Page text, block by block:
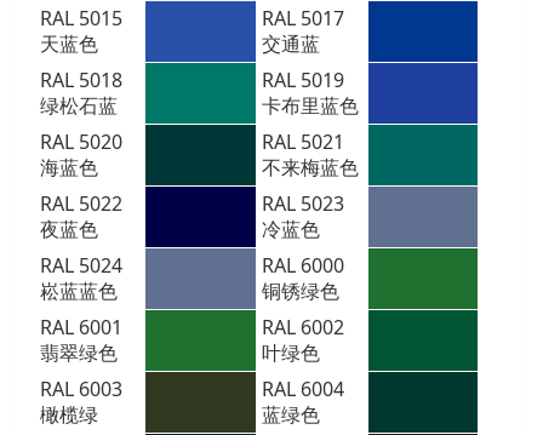
RAL 5015
天蓝色
RAL 5017
交通蓝
RAL 5018
绿松石蓝
RAL 5019
卡布里蓝色
RAL 5020
海蓝色
RAL 5021
不来梅蓝色
RAL 5022
夜蓝色
RAL 5023
冷蓝色
RAL 5024
崧蓝蓝色
RAL 6000
铜锈绿色
RAL 6001
翡翠绿色
RAL 6002
叶绿色
RAL 6003
橄榄绿
RAL 6004
蓝绿色